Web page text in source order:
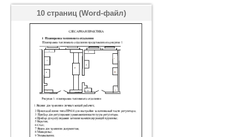
10 страниц (Word-файл)